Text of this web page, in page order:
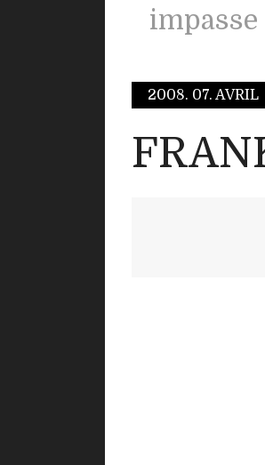
2008. 07. AVRIL